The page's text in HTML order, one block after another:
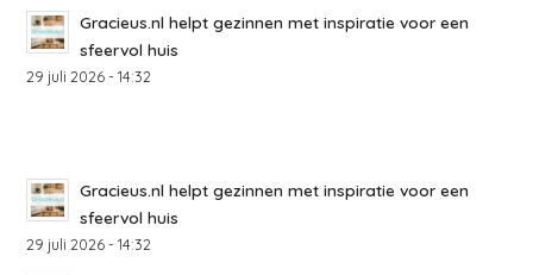
Gracieus.nl helpt gezinnen met inspiratie voor een
sfeervol huis
29 juli 2026 - 14:32
Gracieus.nl helpt gezinnen met inspiratie voor een
sfeervol huis
29 juli 2026 - 14:32